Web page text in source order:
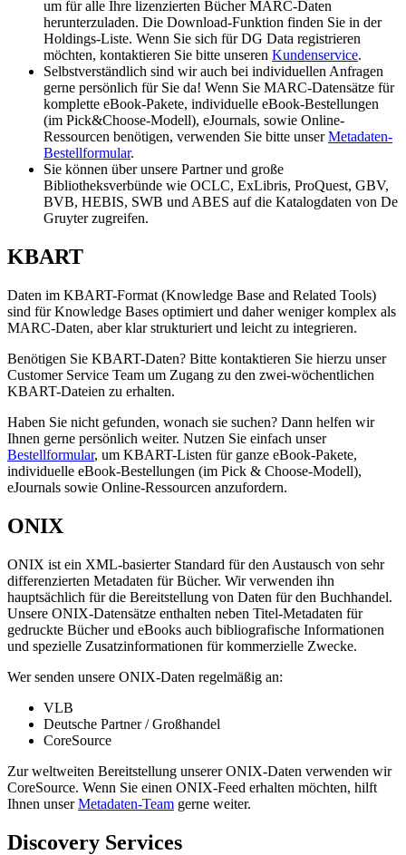
um für alle Ihre lizenzierten Bücher MARC-Daten
herunterzuladen. Die Download-Funktion finden Sie in der
Holdings-Liste. Wenn Sie sich für DG Data registrieren
möchten, kontaktieren Sie bitte unseren Kundenservice.
Selbstverständlich sind wir auch bei individuellen Anfragen
gerne persönlich für Sie da! Wenn Sie MARC-Datensätze für
komplette eBook-Pakete, individuelle eBook-Bestellungen
(im Pick&Choose-Modell), eJournals, sowie Online-
Ressourcen benötigen, verwenden Sie bitte unserMetadaten-
Bestellformular.
Sie können über unsere Partner und große
Bibliotheksverbünde wie OCLC, ExLibris, ProQuest, GBV,
BVB, HEBIS, SWB und ABES auf die Katalogdaten von De
Gruyter zugreifen.
KBART
Daten im KBART-Format (Knowledge Base and Related Tools)
sind für Knowledge Bases optimiert und daher weniger komplex als
MARC-Daten, aber klar strukturiert und leicht zu integrieren.
Benötigen Sie KBART-Daten? Bitte kontaktieren Sie hierzu unser
Customer Service Team um Zugang zu den zwei-wöchentlichen
KBART-Dateien zu erhalten.
Haben Sie nicht gefunden, wonach sie suchen? Dann helfen wir
Ihnen gerne persönlich weiter. Nutzen Sie einfach unser
Bestellformular, um KBART-Listen für ganze eBook-Pakete,
individuelle eBook-Bestellungen (im Pick & Choose-Modell),
eJournals sowie Online-Ressourcen anzufordern.
ONIX
ONIX ist ein XML-basierter Standard für den Austausch von sehr
differenzierten Metadaten für Bücher. Wir verwenden ihn
hauptsächlich für die Bereitstellung von Daten für den Buchhandel.
Unsere ONIX-Datensätze enthalten neben Titel-Metadaten für
gedruckte Bücher und eBooks auch bibliografische Informationen
und spezielle Zusatzinformationen für kommerzielle Zwecke.
Wer senden unsere ONIX-Daten regelmäßig an:
VLB
Deutsche Partner / Großhandel
CoreSource
Zur weltweiten Bereitstellung unserer ONIX-Daten verwenden wir
CoreSource. Wenn Sie einen ONIX-Feed erhalten möchten, hilft
Ihnen unserMetadaten-Team gerne weiter.
Discovery Services